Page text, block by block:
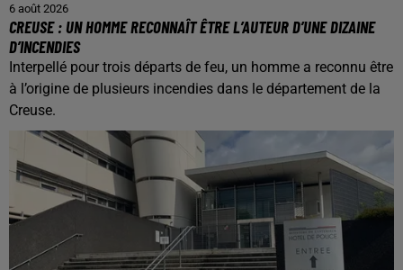
6 août 2026
CREUSE : UN HOMME RECONNAÎT ÊTRE L’AUTEUR D’UNE DIZAINE
D’INCENDIES
Interpellé pour trois départs de feu, un homme a reconnu être
à l’origine de plusieurs incendies dans le département de la
Creuse.